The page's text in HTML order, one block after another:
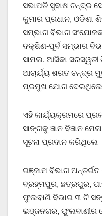
ସଭାପତି ସୁବାଷ ଚନ୍ଦ୍ର
କୁମାର ପ୍ରଧାନ, ଓଡିଶା
ସମ୍ଭାଗ ବିଭାଗ
ଦକ୍ଷିଣ-ପୂର୍ବ ସମ୍ଭାଗ
ସାମଲ, ଆସିକା
ଆଚାର୍ଯ୍ୟ ଶରତ ଚନ୍ଦ୍ର
ପ୍ରମୁଖ ଯୋଗ ଦେଇଥିଲେ
ଏହି କାର୍ଯ୍ୟକ୍ରମରେ
ସାଙ୍ଗକୁ ଜ୍ଞାନ ବିଜ୍ଞାନ
ସୂଚନା ପ୍ରଦାନ କରିଥିଲେ
ଗଞ୍ଜାମ ବିଭାଗ
ବ୍ରହ୍ମପୁର, ଛତ୍ରପୁର,
ଫୁଲବାଣି ବିଭାଗ ୩ ଟି
ଭଞ୍ଜନଗର, ଫୁଲବାଣୀର